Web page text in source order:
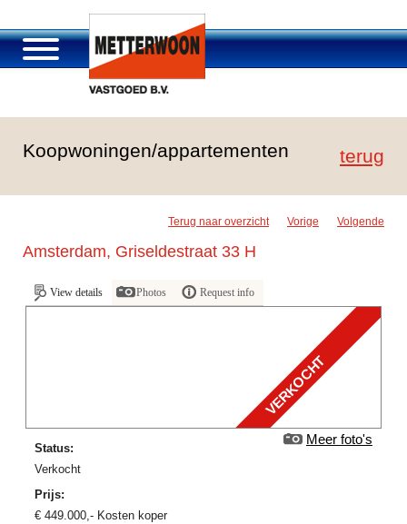
Portfolio
Koopwoningen/appartementen terug
Terug naar overzicht Vorige Volgende
Amsterdam, Griseldestraat 33 H
View details Photos Request info
VERKOCHT
Meer foto's
Status:
verkocht
Prijs:
€449.000,- Kosten koper